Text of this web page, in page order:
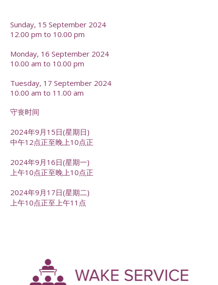
Sunday, 15 September 2024
12.00 pm to 10.00 pm
Monday, 16 September 2024
10.00 am to 10.00 pm
Tuesday, 17 September 2024
10.00 am to 11.00 am
守丧时间
2024年9月15日(星期日)
中午12点正至晚上10点正
2024年9月16日(星期一)
上午10点正至晚上10点正
2024年9月17日(星期二)
上午10点正至上午11点